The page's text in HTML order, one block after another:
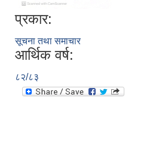
प्रकार:
सूचना तथा समाचार
आर्थिक वर्ष:
८२/८३